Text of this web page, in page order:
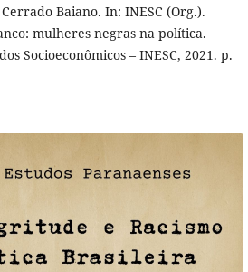
Baiano. In: INESC (Org.).
mulheres negras na política.
Socioeconômicos – INESC, 2021. p.